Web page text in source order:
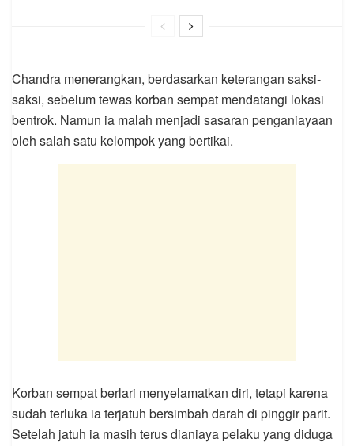
Chandra menerangkan, berdasarkan keterangan saksi-
saksi, sebelum tewas korban sempat mendatangi lokasi
bentrok. Namun ia malah menjadi sasaran penganiayaan
oleh salah satu kelompok yang bertikai.
Korban sempat berlari menyelamatkan diri, tetapi karena
sudah terluka ia terjatuh bersimbah darah di pinggir parit.
Setelah jatuh ia masih terus dianiaya pelaku yang diduga